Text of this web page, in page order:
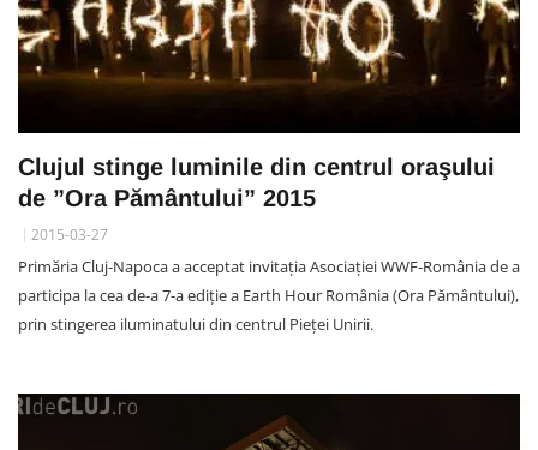
Clujul stinge luminile din centrul oraşului
de ”Ora Pământului” 2015
2015-03-27
Primăria Cluj-Napoca a acceptat invitația Asociaţiei WWF-România de a
participa la cea de-a 7-a ediție a Earth Hour România (Ora Pământului),
prin stingerea iluminatului din centrul Pieţei Unirii.